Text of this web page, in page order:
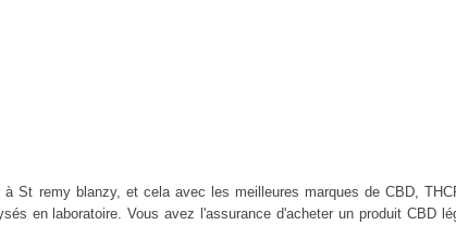
St remy blanzy, et cela avec les meilleures marques de CBD,
en laboratoire. Vous avez l'assurance d'acheter un produit CBD